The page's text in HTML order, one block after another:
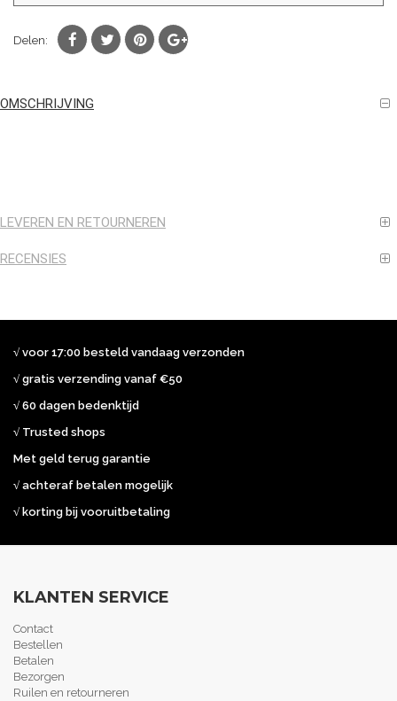
Delen:
OMSCHRIJVING
LEVEREN EN RETOURNEREN
RECENSIES
√ voor 17:00 besteld vandaag verzonden
√ gratis verzending vanaf €50
√ 60 dagen bedenktijd
√ Trusted shops
Met geld terug garantie
√ achteraf betalen mogelijk
√ korting bij vooruitbetaling
KLANTEN SERVICE
Contact
Bestellen
Betalen
Bezorgen
Ruilen en retourneren